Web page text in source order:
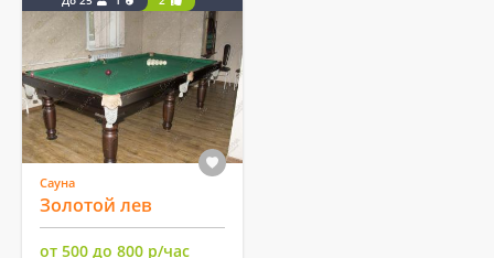
Сауна
Золотой лев
от 500 до 800 р/час